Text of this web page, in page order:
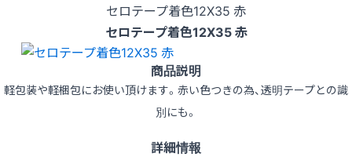
セロテープ着色12X35 赤
セロテープ着色12X35 赤
商品説明
軽包装や軽梱包にお使い頂けます。赤い色つきの為、透明テープとの識
別にも。
詳細情報